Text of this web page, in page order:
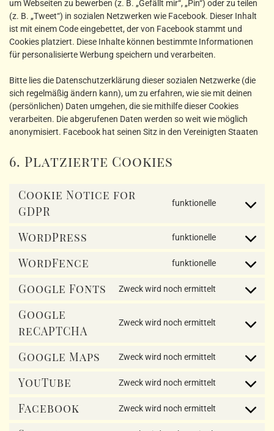
um Webseiten zu bewerben (z. B. „Gefällt mir“, „Pin“) oder zu teilen
(z. B. „Tweet“) in sozialen Netzwerken wie Facebook. Dieser Inhalt
ist mit einem Code eingebettet, der von Facebook stammt und
Cookies platziert. Diese Inhalte können bestimmte Informationen
für personalisierte Werbung speichern und verarbeiten.
Bitte lies die Datenschutzerklärung dieser sozialen Netzwerke (die
sich regelmäßig ändern kann), um zu erfahren, wie sie mit deinen
(persönlichen) Daten umgehen, die sie mithilfe dieser Cookies
verarbeiten. Die abgerufenen Daten werden so weit wie möglich
anonymisiert. Facebook hat seinen Sitz in den Vereinigten Staaten
6. Platzierte Cookies
Cookie Notice for
GDPR
funktionelle
Consent
service
notice-
WordPress funktionelle
Consent
service
WordFence funktionelle
Consent
service
Google Fonts Zweck wird noch ermittelt
Consent
Google
reCAPTCHA
Zweck wird noch ermittelt
Consent
service
recaptcha
Google Maps Zweck wird noch ermittelt
Consent
service
YouTube Zweck wird noch ermittelt
Consent
service
Facebook Zweck wird noch ermittelt
Consent